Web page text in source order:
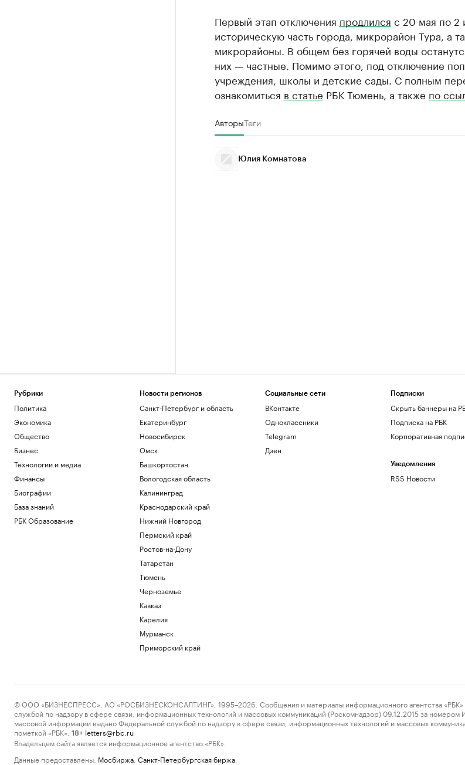
Первый этап отключения продлился с 20 мая по 2
историческую часть города, микрорайон Тура, а
микрорайоны. В общем без горячей воды
них — частные. Помимо этого, под отключение
учреждения, школы и детские сады. С полным
ознакомиться в статье РБК Тюмень, а также по
АвторыТеги
Юлия Комнатова
Рубрики
Политика
Экономика
Общество
Бизнес
Технологии и медиа
Финансы
Биографии
База знаний
РБК Образование
Новости регионов
Санкт-Петербург и область
Екатеринбург
Новосибирск
Омск
Башкортостан
Вологодская область
Калининград
Краснодарский край
Нижний Новгород
Пермский край
Ростов-на-Дону
Татарстан
Тюмень
Черноземье
Кавказ
Карелия
Мурманск
Приморский край
Социальные сети
ВКонтакте
Одноклассники
Telegram
Дзен
Подписки
Скрыть баннеры на
Подписка на РБК
Корпоративная
Уведомления
RSS Новости
© ООО «БИЗНЕСПРЕСС», АО «РОСБИЗНЕСКОНСАЛТИНГ», 1995–2026. Сообщения и материалы информационного агентства «РБК»
службой по надзору в сфере связи, информационных технологий и массовых коммуникаций (Роскомнадзор) 09.12.2015 за
массовой информации выдано Федеральной службой по надзору в сфере связи, информационных технологий и массовых
пометкой «РБК».
18+ letters@rbc.ru
Владельцем сайта является информационное агентство «РБК».
Данные предоставлены: Мосбиржа Санкт-Петербургская биржа